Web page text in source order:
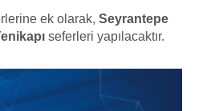
ek olarak, Seyrantepe
seferleri yapılacaktır.